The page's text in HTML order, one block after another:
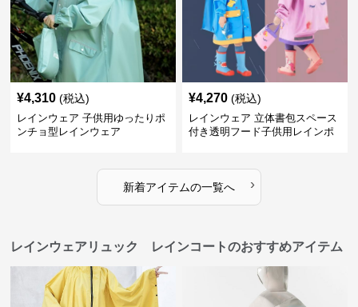
¥4,310 (税込)
レインウェア 子供用ゆったりポ
ンチョ型レインウェア
¥4,270 (税込)
レインウェア 立体書包スペース
付き透明フード子供用レインポ
新着アイテムの一覧へ ›
レインウェアリュック レインコートのおすすめアイテム